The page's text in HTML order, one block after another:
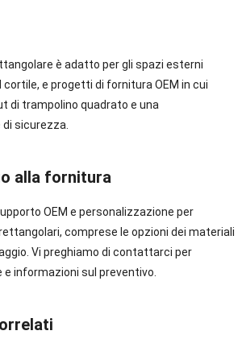
è adatto per gli spazi esterni
e progetti di fornitura OEM in cui
di trampolino quadrato e una
sicurezza.
alla fornitura
OEM e personalizzazione per
comprese le opzioni dei materiali
Vi preghiamo di contattarci per
informazioni sul preventivo.